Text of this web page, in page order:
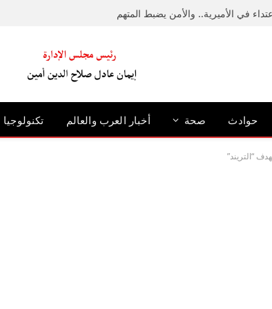
في الأميرية.. والأمن يضبط المتهم
حوادث صحة أخبار العرب والعالم تكنولوجيا
“التريند”